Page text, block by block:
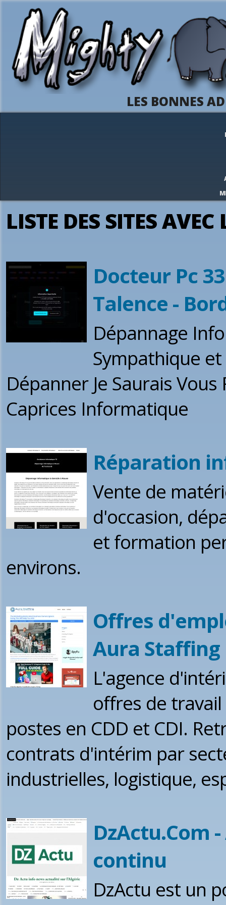
LES BONNES
LISTE DES SITES
Docteur Pc
Talence -
Dépannage
Sympathique
Dépanner Je Saurais
Caprices Informatique
Réparation
Vente de
d'occasion,
et formation
environs.
Offres
Aura Staffing
L'agence
offres de
postes en CDD et CDI.
contrats d'intérim par
industrielles, logistique,
DzActu.Com
continu
DzActu est un